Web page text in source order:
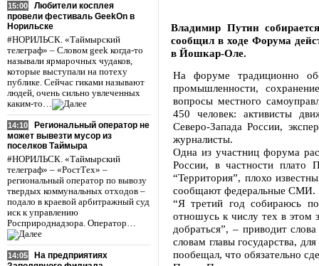
15:00
Любители косплея
провели фестиваль GeekOn в
Норильске
#НОРИЛЬСК. «Таймырский
телеграф» – Словом geek когда-то
называли ярмарочных чудаков,
которые выступали на потеху
публике. Сейчас гиками называют
людей, очень сильно увлеченных
каким-то…
14:10
Региональный оператор не
может вывезти мусор из
поселков Таймыра
#НОРИЛЬСК. «Таймырский
телеграф» – «РостТех» –
региональный оператор по вывозу
твердых коммунальных отходов –
подало в краевой арбитражный суд
иск к управлению
Росприроднадзора. Оператор…
14:05
На предприятиях
Владимир Путин
сообщил в ходе Форума
в Йошкар-Оле.
На форуме традиционно
промышленности,
вопросы местного
450 человек: активисты
Северо-Запада России,
журналисты.
Одна из участниц форума
России, в частности плато
“Территория”, плохо
сообщают федеральные СМИ.
“Я третий год собираюсь
отношусь к числу тех в этом
добраться”, – приводит
словам главы государства,
пообещал, что обязательно